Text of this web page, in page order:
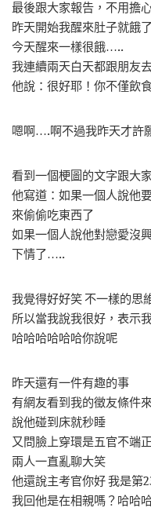
最後跟大家報告，不用擔
昨天開始我醒來肚子就餓了
今天醒來一樣很餓…..
我連續兩天白天都跟朋友
他說：很好耶！你不僅飲
嗯啊….啊不過我昨天才許
看到一個梗圖的文字跟大
他寫道：如果一個人說他
來偷偷吃東西了
如果一個人說他對戀愛沒
下情了…..
我覺得好好笑 不一樣的思
所以當我說我很好，表示
哈哈哈哈哈哈你說呢
昨天還有一件有趣的事
有網友看到我的徵友條件
說他碰到床就秒睡
又問臉上穿環是五官不端
兩人一直亂聊大笑
他還說主考官你好 我是第
我回他是在相親嗎？哈哈